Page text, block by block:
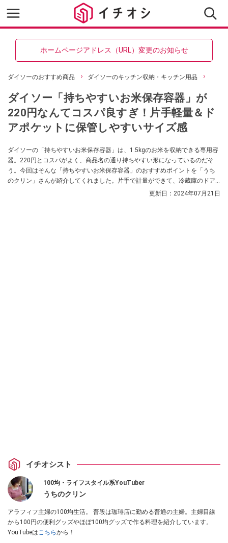
ホームページアドレス（URL）変更のお知らせ
ダイソーのおすすめ商品 ダイソーのキッチン収納・キッチン用品
ダイソー「持ちやすいお米保存容器」が
220円なんてコスパ良すぎ！片手軽量＆ド
アポケットに保管しやすいサイズ感
ダイソーの「持ちやすいお米保存容器」は、1.5kgのお米を収納できる専用容
器。220円とコスパがよく、商品名の通り持ちやすい形になっているのだそ
う。今回はそんな「持ちやすいお米保存容器」のおすすめポイントを「うち
のクリン」さんが紹介してくれました。片手で計量ができて、冷蔵庫のドア
更新日： 2024年07月21日
イチオシスト
100均・ライフスタイル系YouTuber
うちのクリン
アラフィフ主婦の100均生活。 普段は珈琲店に勤める普通の主婦。主婦目線
から100円の便利グッズやほぼ100均グッズで作る料理を紹介しています。
YouTubeはこちらから！